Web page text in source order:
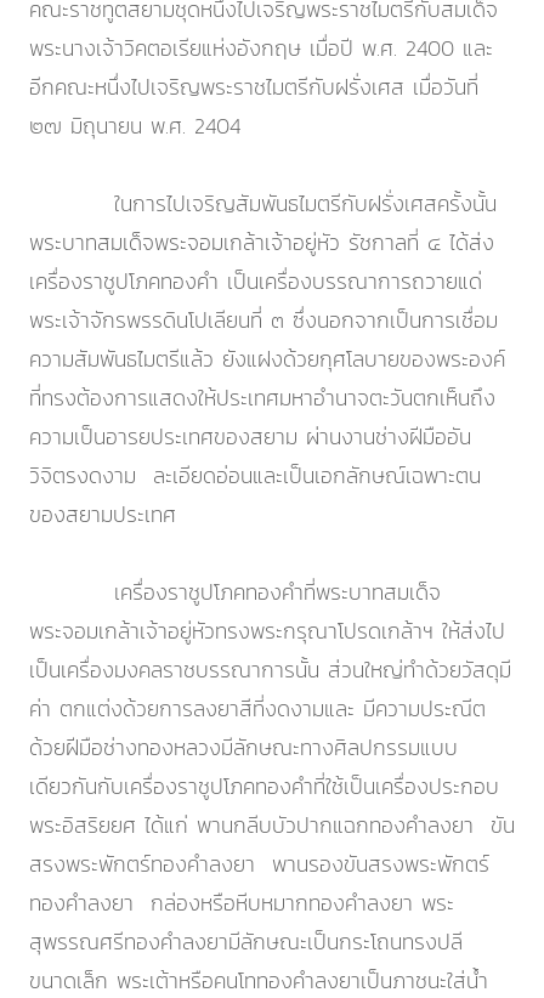
คณะราชทูตสยามชุดหนึ่งไปเจริญพระราชไมตรีกับสมเด็จ
พระนางเจ้าวิคตอเรียแห่งอังกฤษ เมื่อปี พ.ศ. 2400 และ
อีกคณะหนึ่งไปเจริญพระราชไมตรีกับฝรั่งเศส เมื่อวันที่
๒๗ มิถุนายน พ.ศ. 2404
ในการไปเจริญสัมพันธไมตรีกับฝรั่งเศสครั้งนั้น
พระบาทสมเด็จพระจอมเกล้าเจ้าอยู่หัว รัชกาลที่ ๔ ได้ส่ง
เครื่องราชูปโภคทองคำ เป็นเครื่องบรรณาการถวายแด่
พระเจ้าจักรพรรดินโปเลียนที่ ๓ ซึ่งนอกจากเป็นการเชื่อม
ความสัมพันธไมตรีแล้ว ยังแฝงด้วยกุศโลบายของพระองค์
ที่ทรงต้องการแสดงให้ประเทศมหาอำนาจตะวันตกเห็นถึง
ความเป็นอารยประเทศของสยาม ผ่านงานช่างฝีมืออัน
วิจิตรงดงาม ละเอียดอ่อนและเป็นเอกลักษณ์เฉพาะตน
ของสยามประเทศ
เครื่องราชูปโภคทองคำที่พระบาทสมเด็จ
พระจอมเกล้าเจ้าอยู่หัวทรงพระกรุณาโปรดเกล้าฯ ให้ส่งไป
เป็นเครื่องมงคลราชบรรณาการนั้น ส่วนใหญ่ทำด้วยวัสดุมี
ค่า ตกแต่งด้วยการลงยาสีที่งดงามและ มีความประณีต
ด้วยฝีมือช่างทองหลวงมีลักษณะทางศิลปกรรมแบบ
เดียวกันกับเครื่องราชูปโภคทองคำที่ใช้เป็นเครื่องประกอบ
พระอิสริยยศ ได้แก่ พานกลีบบัวปากแฉกทองคำลงยา ขัน
สรงพระพักตร์ทองคำลงยา พานรองขันสรงพระพักตร์
ทองคำลงยา กล่องหรือหีบหมากทองคำลงยา พระ
สุพรรณศรีทองคำลงยามีลักษณะเป็นกระโถนทรงปลี
ขนาดเล็ก พระเต้าหรือคนโททองคำลงยาเป็นภาชนะใส่น้ำ